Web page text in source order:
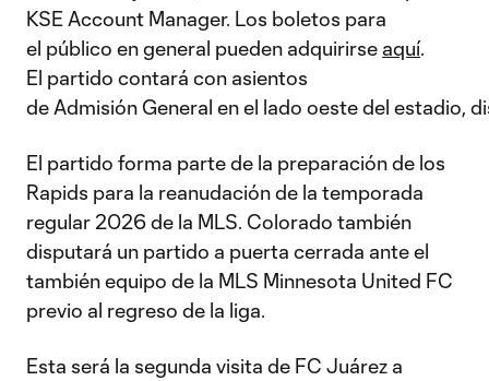
KSE Account Manager. Los boletos para
el público en general pueden adquirirse aquí.
El partido contará con asientos
de Admisión General en el lado oeste del estadio,
El partido forma parte de la preparación de los
Rapids para la reanudación de la temporada
regular 2026 de la MLS. Colorado también
disputará un partido a puerta cerrada ante el
también equipo de la MLS Minnesota United FC
previo al regreso de la liga.
Esta será la segunda visita de FC Juárez a